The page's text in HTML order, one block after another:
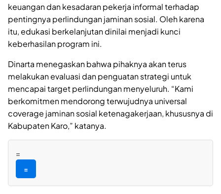
keuangan dan kesadaran pekerja informal terhadap
pentingnya perlindungan jaminan sosial. Oleh karena
itu, edukasi berkelanjutan dinilai menjadi kunci
keberhasilan program ini.
Dinarta menegaskan bahwa pihaknya akan terus
melakukan evaluasi dan penguatan strategi untuk
mencapai target perlindungan menyeluruh. “Kami
berkomitmen mendorong terwujudnya universal
coverage jaminan sosial ketenagakerjaan, khususnya di
Kabupaten Karo,” katanya.
=
=